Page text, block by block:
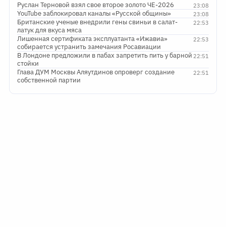
23:08
Руслан Терновой взял свое второе золото ЧЕ-2026
23:08
YouTube заблокировал каналы «Русской общины»
22:53
Британские ученые внедрили гены свиньи в салат-
латук для вкуса мяса
22:53
Лишенная сертификата эксплуатанта «Ижавиа»
собирается устранить замечания Росавиации
22:51
В Лондоне предложили в пабах запретить пить у барной
стойки
22:51
Глава ДУМ Москвы Аляутдинов опроверг создание
собственной партии